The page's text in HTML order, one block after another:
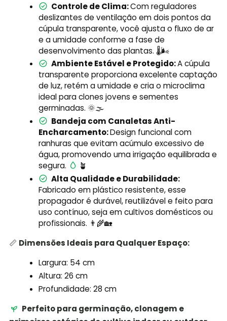
Controle de Clima:Com reguladores
deslizantes de ventilação em dois pontos da
cúpula transparente, você ajusta o fluxo de ar
e a umidade conforme a fase de
desenvolvimento das plantas. 🌡️🌬️
Ambiente Estável e Protegido:A cúpula
transparente proporciona excelente captação
de luz, retém a umidade e cria o microclima
ideal para clones jovens e sementes
germinadas. 🌞🌫️
Bandeja com Canaletas Anti-
Encharcamento:Design funcional com
ranhuras que evitam acúmulo excessivo de
água, promovendo uma irrigação equilibrada e
segura.
🪴
Alta Qualidade e Durabilidade:
Fabricado em plástico resistente, esse
propagador é durável, reutilizável e feito para
uso contínuo, seja em cultivos domésticos ou
profissionais. 👨‍🌾🏡
📏 Dimensões Ideais para Qualquer Espaço:
Largura: 54 cm
Altura: 26 cm
Profundidade: 28 cm
Perfeito para germinação, clonagem e